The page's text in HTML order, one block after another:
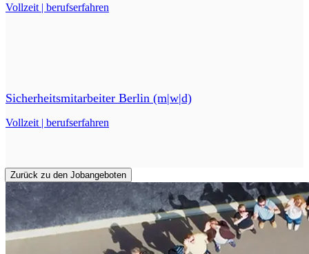
Vollzeit | berufserfahren
Sicherheitsmitarbeiter Berlin (m|w|d)
Vollzeit | berufserfahren
Zurück zu den Jobangeboten